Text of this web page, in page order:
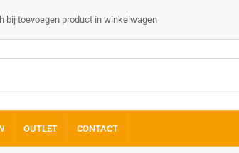
bij toevoegen product in winkelwagen
OUTLET CONTACT